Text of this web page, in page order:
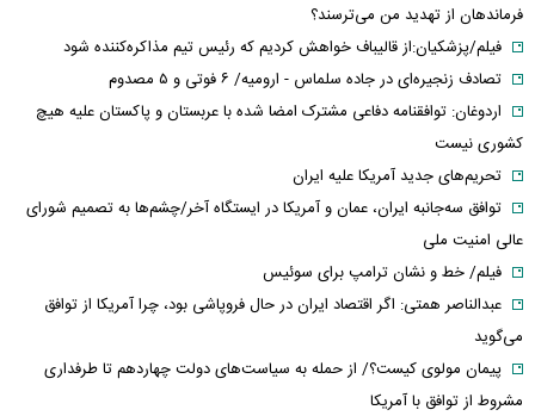
فرماندهان از تهدید من می‌ترسند؟
فیلم/پزشکیان:از قالیباف خواهش کردیم که رئیس تیم مذاکره‌کننده شود
تصادف زنجیره‌ای در جاده سلماس - ارومیه/ ۶ فوتی و ۵ مصدوم
اردوغان: توافقنامه دفاعی مشترک امضا شده با عربستان و پاکستان علیه هیچ
کشوری نیست
تحریم‌های جدید آمریکا علیه ایران
توافق سه‌جانبه ایران، عمان و آمریکا در ایستگاه آخر/چشم‌ها به تصمیم شورای
عالی امنیت ملی
فیلم/ خط و نشان ترامپ برای سوئیس
عبدالناصر همتی: اگر اقتصاد ایران در حال فروپاشی بود، چرا آمریکا از توافق
می‌گوید
پیمان مولوی کیست؟/ از حمله به سیاست‌های دولت چهاردهم تا طرفداری
مشروط از توافق با آمریکا